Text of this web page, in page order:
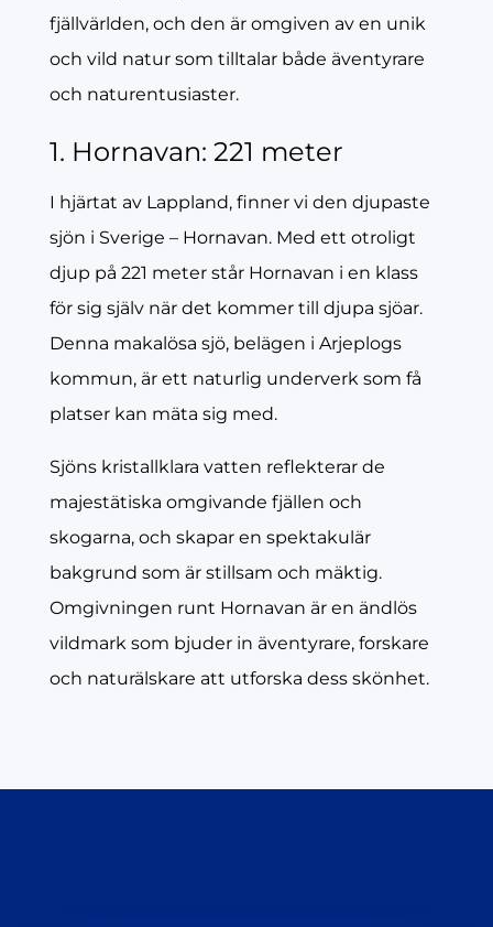
fjällvärlden, och den är omgiven av en unik
och vild natur som tilltalar både äventyrare
och naturentusiaster.
1. Hornavan: 221 meter
I hjärtat av Lappland, finner vi den djupaste
sjön i Sverige – Hornavan. Med ett otroligt
djup på 221 meter står Hornavan i en klass
för sig själv när det kommer till djupa sjöar.
Denna makalösa sjö, belägen i Arjeplogs
kommun, är ett naturlig underverk som få
platser kan mäta sig med.
Sjöns kristallklara vatten reflekterar de
majestätiska omgivande fjällen och
skogarna, och skapar en spektakulär
bakgrund som är stillsam och mäktig.
Omgivningen runt Hornavan är en ändlös
vildmark som bjuder in äventyrare, forskare
och naturälskare att utforska dess skönhet.